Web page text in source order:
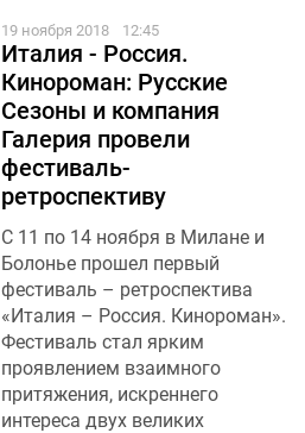
19 ноября 2018 12:45
Италия - Россия.
Кинороман: Русские
Сезоны и компания
Галерия провели
фестиваль-
ретроспективу
С 11 по 14 ноября в Милане и
Болонье прошел первый
фестиваль – ретроспектива
«Италия – Россия. Кинороман».
Фестиваль стал ярким
проявлением взаимного
притяжения, искреннего
интереса двух великих